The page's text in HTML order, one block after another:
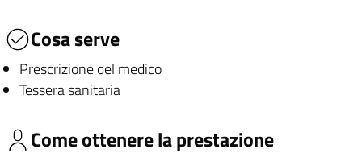
Cosa serve
Prescrizione del medico
Tessera sanitaria
Come ottenere la prestazione